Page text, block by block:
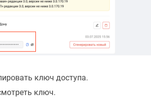
ключ доступа.
ключ.